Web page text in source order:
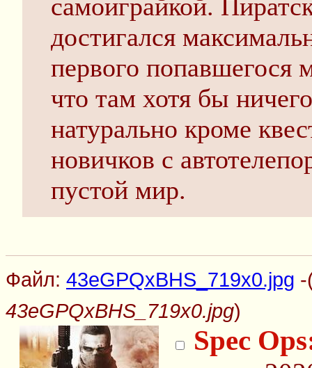
самоиграйкой.
достигался
первого попавшегося
что там хотя бы
натурально кроме
новичков с
пустой мир.
Файл: 43eGPQxBHS_719x0.jpg -
43eGPQxBHS_719x0.jpg)
Spec